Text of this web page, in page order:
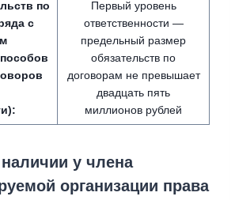
по
с
Первый уровень
ответственности —
предельный размер
обязательств по
договорам не превышает
двадцать пять
миллионов рублей
у члена
организации права